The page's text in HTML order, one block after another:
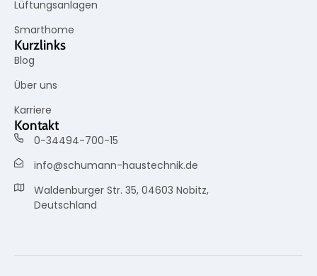
Lüftungsanlagen
Smarthome
Kurzlinks
Blog
Über uns
Karriere
Kontakt
0-34494-700-15
info@schumann-haustechnik.de
Waldenburger Str. 35, 04603 Nobitz,
Deutschland